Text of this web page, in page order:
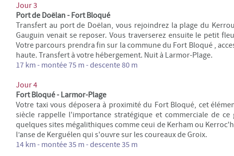
Jour 3
Port de Doëlan - Fort Bloqué
Transfert au port de Doëlan, vous rejoindrez la plage du
Gauguin venait se reposer. Vous traverserez ensuite le petit
Votre parcours prendra fin sur la commune du Fort Bloqué , a
haute. Transfert à votre hébergement. Nuit à Larmor-Plage.
17 km - montée 75 m - descente 80 m
Jour 4
Fort Bloqué - Larmor-Plage
Votre taxi vous déposera à proximité du Fort Bloqué, cet
siècle rappelle l'importance stratégique et commerciale de
quelques sites mégalithiques comme ceui de Kerham ou
l’anse de Kerguélen qui s'ouvre sur les coureaux de Groix.
14 km - montée 35 m - descente 35 m